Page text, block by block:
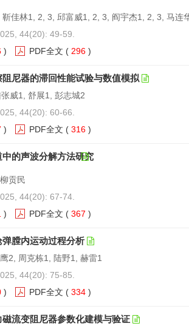
佳林1, 2, 3, 邱富威1, 2, 3, 阎宇杰1, 2, 3, 马连
44(20): 49-59.
) PDF全文 ( 296 )
阻尼器的滞回性能试验与数值模拟
威1, 舒展1, 彭志城2
44(20): 60-66.
) PDF全文 ( 316 )
的声波分解方法研究
贡民
44(20): 67-74.
) PDF全文 ( 367 )
膛内运动过程分析
2, 周克栋1, 陆野1, 赫雷1
44(20): 75-85.
) PDF全文 ( 334 )
流变阻尼器参数化建模与验证